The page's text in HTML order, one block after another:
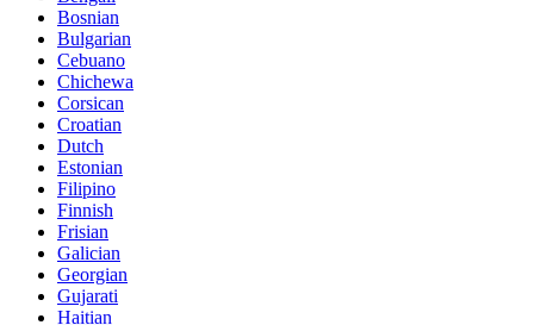
Bosnian
Bulgarian
Cebuano
Chichewa
Corsican
Croatian
Dutch
Estonian
Filipino
Finnish
Frisian
Galician
Georgian
Gujarati
Haitian